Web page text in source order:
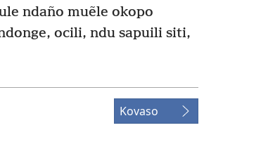
ndaño muẽle okopo
ocili, ndu sapuili siti,
Kovaso